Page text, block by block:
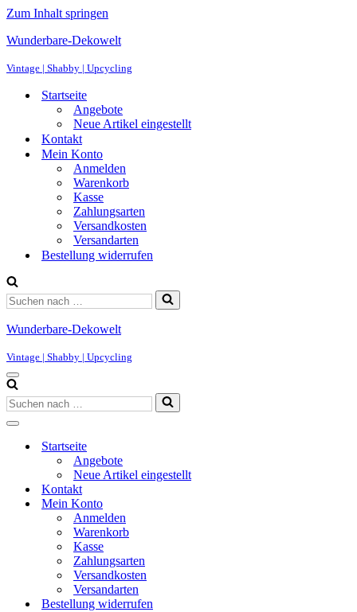
Zum Inhalt springen
Wunderbare-Dekowelt
Vintage | Shabby | Upcycling
Startseite
Angebote
Neue Artikel eingestellt
Kontakt
Mein Konto
Anmelden
Warenkorb
Kasse
Zahlungsarten
Versandkosten
Versandarten
Bestellung widerrufen
Suchen
nach …
Wunderbare-Dekowelt
Vintage | Shabby | Upcycling
Navigationsmenü
Suchen
nach …
Navigationsmenü
Startseite
Angebote
Neue Artikel eingestellt
Kontakt
Mein Konto
Anmelden
Warenkorb
Kasse
Zahlungsarten
Versandkosten
Versandarten
Bestellung widerrufen